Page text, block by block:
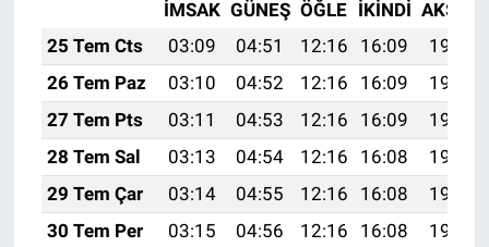
İMSAK GÜNEŞ ÖĞLE İKINDI AKŞAM
25 Tem Cts
03:09 04:51 12:16 16:09
19:30
26 Tem Paz
03:10 04:52 12:16 16:09
19:30
27 Tem Pts
03:11 04:53 12:16 16:09
19:29
28 Tem Sal
03:13 04:54 12:16 16:08
19:28
29 Tem Çar
03:14 04:55 12:16 16:08
19:27
30 Tem Per
03:15 04:56 12:16 16:08
19:26